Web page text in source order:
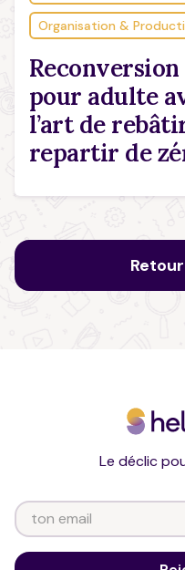
Organisation &
pour adulte
l’art de
repartir de
Le déclic